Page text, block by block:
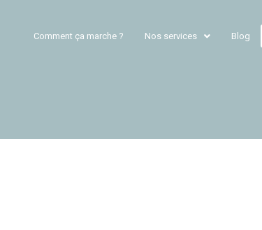
Comment ça marche ? Nos services Blog